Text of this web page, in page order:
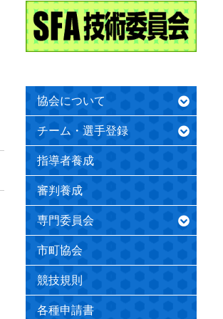
協会について
チーム・選手登録
指導者養成
審判養成
専門委員会
市町協会
競技規則
各種申請書